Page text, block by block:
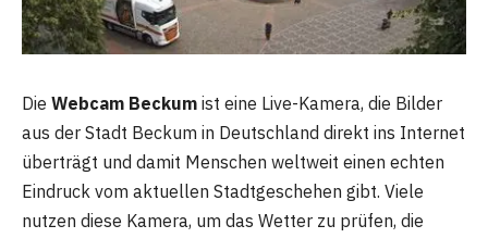
Die Webcam Beckum ist eine Live-Kamera, die Bilder
aus der Stadt Beckum in Deutschland direkt ins Internet
überträgt und damit Menschen weltweit einen echten
Eindruck vom aktuellen Stadtgeschehen gibt. Viele
nutzen diese Kamera, um das Wetter zu prüfen, die